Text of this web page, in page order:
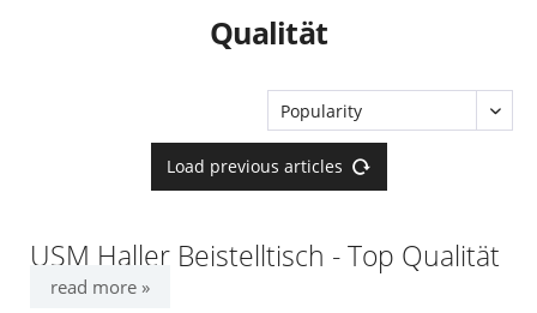
Qualität
Load previous articles
USM Haller Beistelltisch - Top Qualität
read more »